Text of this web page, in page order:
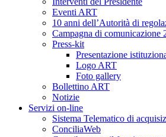
Eventi ART
10 anni dell’Autorità di
Campagna di comunicazione
Press-kit
Presentazione
Logo ART
Foto gallery
Bollettino ART
Notizie
Servizi on-line
Sistema Telematico di
ConciliaWeb